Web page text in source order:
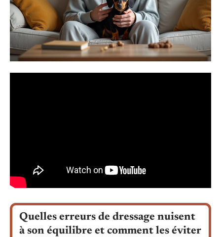
Quelles erreurs de dressage nuisent
à son équilibre et comment les éviter